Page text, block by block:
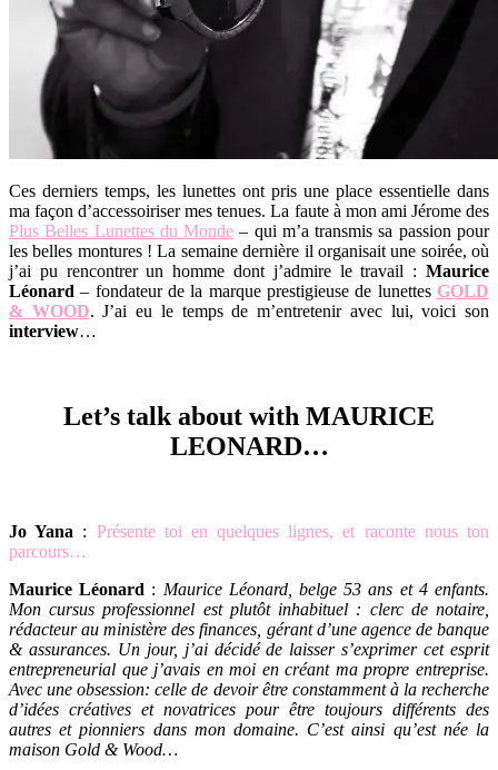
Ces derniers temps, les lunettes ont pris une place essentielle dans
ma façon d’accessoiriser mes tenues. La faute à mon ami Jérome des
Plus Belles Lunettes du Monde – qui m’a transmis sa passion pour
les belles montures ! La semaine dernière il organisait une soirée, où
j’ai pu rencontrer un homme dont j’admire le travail : Maurice
Léonard – fondateur de la marque prestigieuse de lunettes GOLD
& WOOD. J’ai eu le temps de m’entretenir avec lui, voici son
interview…
Let’s talk about with MAURICE
LEONARD…
Jo Yana : Présente toi en quelques lignes, et raconte nous ton
parcours…
Maurice Léonard : Maurice Léonard, belge 53 ans et 4 enfants.
Mon cursus professionnel est plutôt inhabituel : clerc de notaire,
rédacteur au ministère des finances, gérant d’une agence de banque
& assurances. Un jour, j’ai décidé de laisser s’exprimer cet esprit
entrepreneurial que j’avais en moi en créant ma propre entreprise.
Avec une obsession: celle de devoir être constamment à la recherche
d’idées créatives et novatrices pour être toujours différents des
autres et pionniers dans mon domaine. C’est ainsi qu’est née la
maison Gold & Wood…